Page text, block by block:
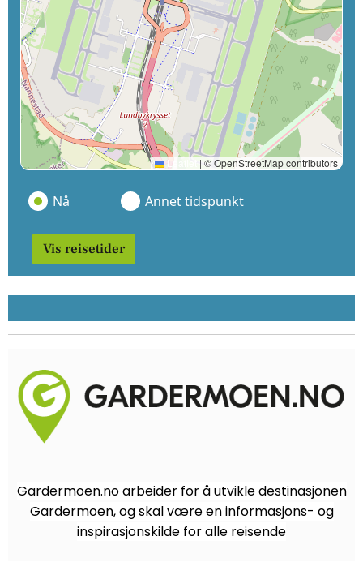
Leaflet | © OpenStreetMap contributors
Nå Annet tidspunkt
Vis reisetider
Gardermoen.no arbeider for å utvikle destinasjonen
Gardermoen, og skal være en informasjons- og
inspirasjonskilde for alle reisende